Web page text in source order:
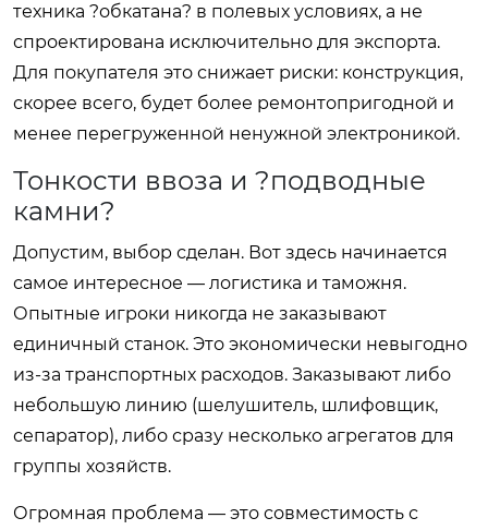
техника ?обкатана? в полевых условиях, а не
спроектирована исключительно для экспорта.
Для покупателя это снижает риски: конструкция,
скорее всего, будет более ремонтопригодной и
менее перегруженной ненужной электроникой.
Тонкости ввоза и ?подводные
камни?
Допустим, выбор сделан. Вот здесь начинается
самое интересное — логистика и таможня.
Опытные игроки никогда не заказывают
единичный станок. Это экономически невыгодно
из-за транспортных расходов. Заказывают либо
небольшую линию (шелушитель, шлифовщик,
сепаратор), либо сразу несколько агрегатов для
группы хозяйств.
Огромная проблема — это совместимость с